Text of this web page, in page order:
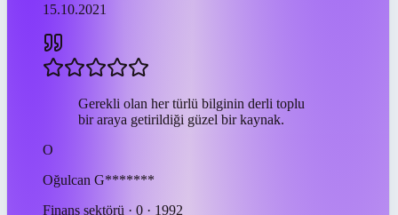
15.10.2021
Gerekli olan her türlü bilginin derli toplu
bir araya getirildiği güzel bir kaynak.
O
Oğulcan G*******
Finans sektörü · 0 · 1992